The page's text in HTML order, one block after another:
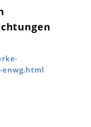
enwg.html